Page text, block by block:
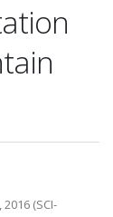
(SCI-